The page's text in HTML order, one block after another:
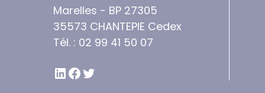
Marelles - BP 27305
35573 CHANTEPIE Cedex
Tél. : 02 99 41 50 07
LINKEDIN
FACEBOOK
TWITTER